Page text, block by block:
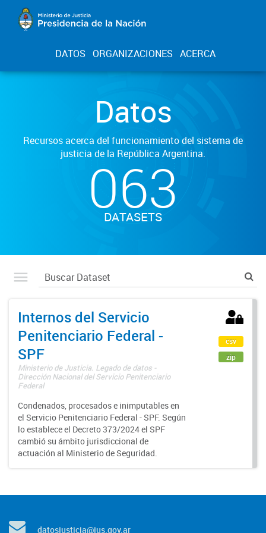
DATOS ORGANIZACIONES ACERCA
Datos
Recursos acerca del funcionamiento del sistema de
justicia de la República Argentina.
063
DATASETS
Internos del Servicio
Penitenciario Federal -
SPF
Ministerio de Justicia. Legado de datos -
Dirección Nacional del Servicio Penitenciario
Federal
Condenados, procesados e inimputables en
el Servicio Penitenciario Federal - SPF. Según
lo establece el Decreto 373/2024 el SPF
cambió su ámbito jurisdiccional de
actuación al Ministerio de Seguridad.
csv
zip
datosjusticia@jus.gov.ar